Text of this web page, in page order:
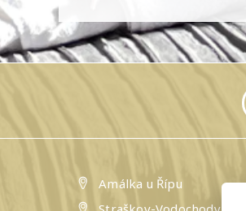
Amálka u Řípu